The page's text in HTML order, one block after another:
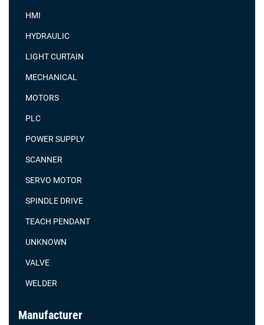
HMI
HYDRAULIC
LIGHT CURTAIN
MECHANICAL
MOTORS
PLC
POWER SUPPLY
SCANNER
SERVO MOTOR
SPINDLE DRIVE
TEACH PENDANT
UNKNOWN
VALVE
WELDER
Manufacturer